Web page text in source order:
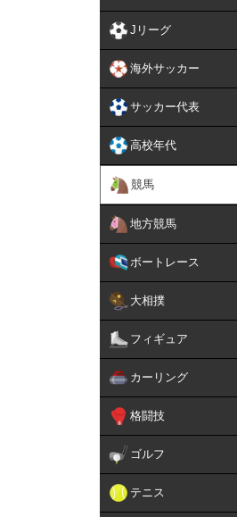
Jリーグ
海外サッカー
サッカー代表
高校年代
競馬
地方競馬
ボートレース
大相撲
フィギュア
カーリング
格闘技
ゴルフ
テニス